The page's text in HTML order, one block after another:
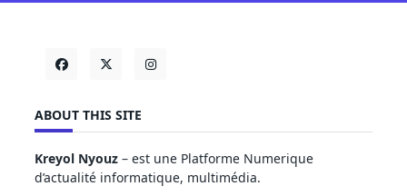
ABOUT THIS SITE
Kreyol Nyouz – est une Platforme Numerique
d’actualité informatique, multimédia.